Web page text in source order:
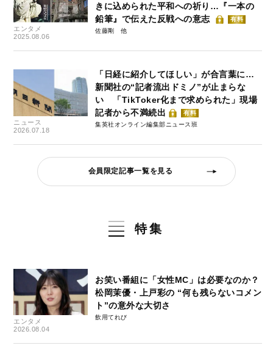
エンタメ
2025.08.06
きに込められた平和への祈り…『一本の
鉛筆』で伝えた反戦への意志
有料
佐藤剛
ニュース
2026.07.18
「日経に紹介してほしい」が合言葉に…
新聞社の“記者流出ドミノ”が止まらな
い 「TikToker化まで求められた」現場
記者から不満続出
有料
集英社オンライン編集部ニュース班
会員限定記事一覧を見る
特集
エンタメ
2026.08.04
お笑い番組に「女性MC」は必要なのか？
松岡茉優・上戸彩の “何も残らないコメン
ト”の意外な大切さ
飲用てれび